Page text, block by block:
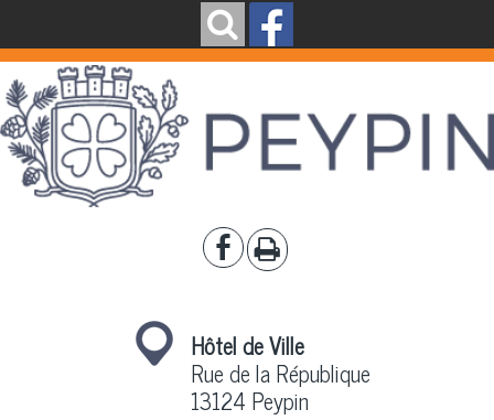
Hôtel de Ville
Rue de la République
13124 Peypin